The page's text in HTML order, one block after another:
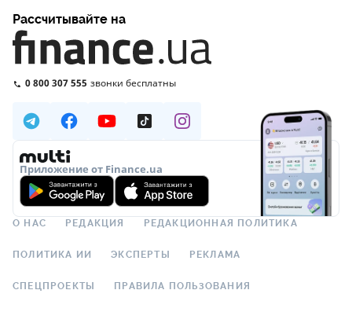
Рассчитывайте на
0 800 307 555 звонки бесплатны
Приложение от Finance.ua
О НАС РЕДАКЦИЯ РЕДАКЦИОННАЯ ПОЛИТИКА
ПОЛИТИКА ИИ ЭКСПЕРТЫ РЕКЛАМА
СПЕЦПРОЕКТЫ ПРАВИЛА ПОЛЬЗОВАНИЯ